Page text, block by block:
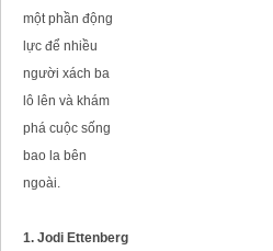
một phần động
lực để nhiều
người xách ba
lô lên và khám
phá cuộc sống
bao la bên
ngoài.
1. Jodi Ettenberg